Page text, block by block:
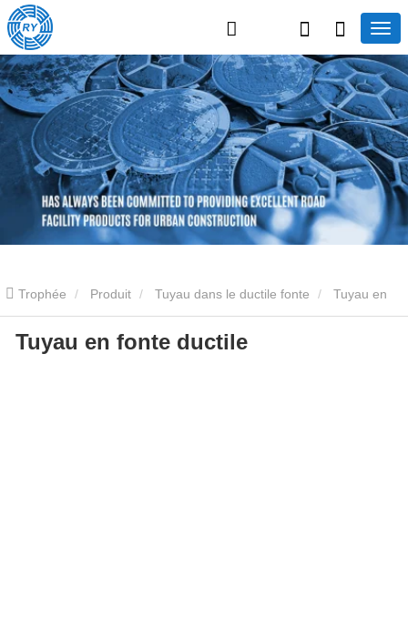
Trophée Produit Tuyau dans le ductile fonte Tuyau en
fonte ductile revêtu d'époxy Tuyau dans le ductile fonte
Tuyau en fonte ductile